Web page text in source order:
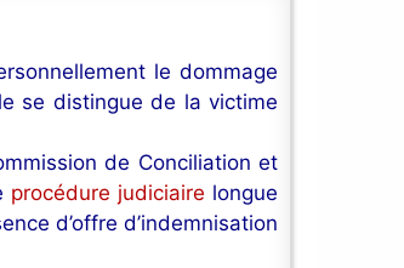
le dommage
se distingue de la victime
de Conciliation et
procédure judiciaire longue
d’offre d’indemnisation